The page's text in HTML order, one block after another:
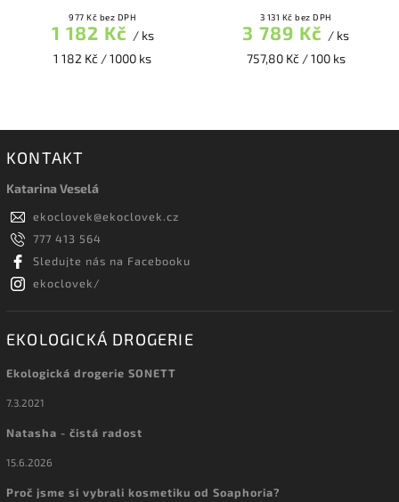
977 Kč bez DPH
1 182 Kč / ks
1 182 Kč / 1000 ks
3 131 Kč bez DPH
3 789 Kč / ks
757,80 Kč / 100 ks
KONTAKT
Katarina Veselá
ekoclovek@ekoclovek.cz
777 413 564
Sledujte nás na Facebooku
ekoclovek/
EKOLOGICKÁ DROGERIE
Ekologická drogerie SONETT
7.3.2021
Natasha - čistá radost
15.6.2026
Proč jsme si vybrali kosmetiku od Soaphoria?